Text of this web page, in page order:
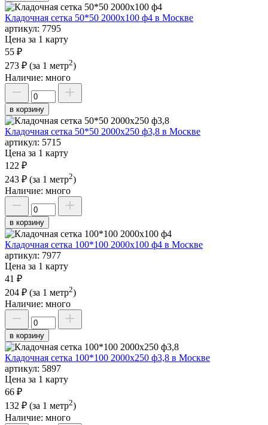
Кладочная сетка 50*50 2000х100 ф4 в Москве
артикул: 7795
Цена за 1 карту
55 ₽
273 ₽ (за 1 метр2)
Наличие: много
в корзину
Кладочная сетка 50*50 2000х250 ф3,8 в Москве
артикул: 5715
Цена за 1 карту
122 ₽
243 ₽ (за 1 метр2)
Наличие: много
в корзину
Кладочная сетка 100*100 2000х100 ф4 в Москве
артикул: 7977
Цена за 1 карту
41 ₽
204 ₽ (за 1 метр2)
Наличие: много
в корзину
Кладочная сетка 100*100 2000х250 ф3,8 в Москве
артикул: 5897
Цена за 1 карту
66 ₽
132 ₽ (за 1 метр2)
Наличие: много